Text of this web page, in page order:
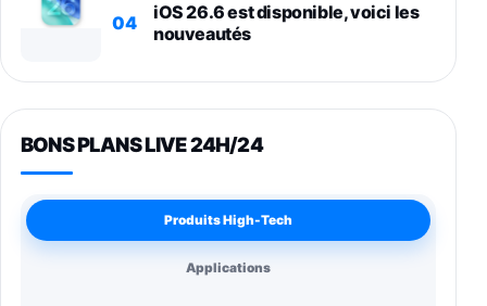
04
iOS 26.6 est disponible, voici les
nouveautés
BONS PLANS LIVE 24H/24
Produits High-Tech
Applications